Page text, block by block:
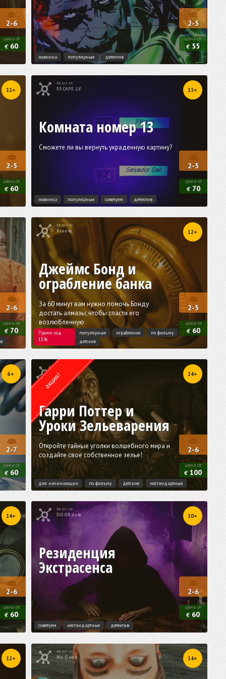
2-6
цена от
€ 60
2-5
цена от
€ 55
новинка популярные детектив
11+
2-5
цена от
€ 60
Квест от
ESCAPE.LV 15+
2-5
цена от
€ 70
Комната номер 13
Сможете ли вы вернуть украденную картину?
новинка популярные советуем детектив
2-6
цена от
€ 70
Квест от
Xroom 12+
2-5
цена от
€ 60
Джеймс Бонд и
ограбление банка
За 60 минут вам нужно помочь Бонду
достать алмазы, чтобы спасти его
возлюбленную
Промо код
15%
популярные ограбление
по фильму
детские
6+
2-7
цена от
€ 60
Weasgley
акция! 14+
2-6
цена от
€ 100
Гарри Поттер и
Уроки Зельеварения
Откройте тайные уголки волшебного мира и
создайте своё собственное зелье!
для начинающих по фильму детские нестандартные
14+
2-6
цена от
€ 60
Квест от
DOORdom 10+
2-6
цена от
€ 60
Резиденция
Экстрасенса
советуем нестандартные детектив
12+
Квест от
No Game 14+